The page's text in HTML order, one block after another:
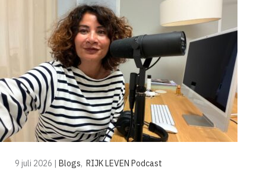
9 juli 2026 | Blogs, RIJK LEVEN Podcast